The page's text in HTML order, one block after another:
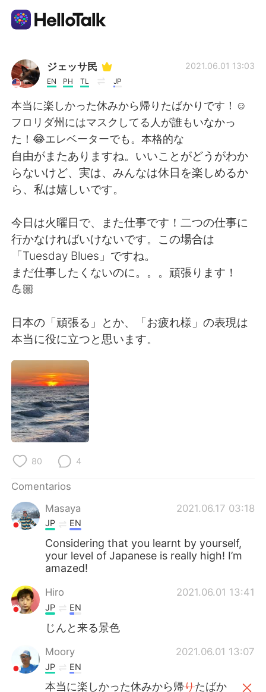
Aplicación de intercambio de idiomas
AI Grammar Checker
Español
English 简体中文
Français Deutsch
日本語 한국어
Indonesia Italiano
Türkçe
Português
ジェッサ民
EN PH TL JP
2021.06.01 13:03
本当に楽しかった休みから帰りたばかりです！☺️
フロリダ州にはマスクしてる人が誰もいなかっ
た！😂エレベーターでも。本格的な
自由がまたありますね。いいことがどうがわか
らないけど、実は、みんなは休日を楽しめるか
ら、私は嬉しいです。
今日は火曜日で、また仕事です！二つの仕事に
行かなければいけないです。この場合は
「Tuesday Blues」ですね。
まだ仕事したくないのに。。。頑張ります！
💪🏼
日本の「頑張る」とか、「お疲れ様」の表現は
本当に役に立つと思います。
80 4
Comentarios
Masaya
2021.06.17 03:18
JP EN
Considering that you learnt by yourself,
your level of Japanese is really high! I’m
amazed!
Hiro 2021.06.01 13:41
JP EN
じんと来る景色
Moory 2021.06.01 13:07
JP EN
本当に楽しかった休みから帰りたばか